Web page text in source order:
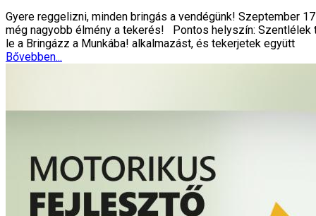
Gyere reggelizni, minden bringás a vendégünk! Szeptember
még nagyobb élmény a tekerés!️ Pontos helyszín:
le a Bringázz a Munkába! alkalmazást, és tekerjetek együtt
Bővebben...